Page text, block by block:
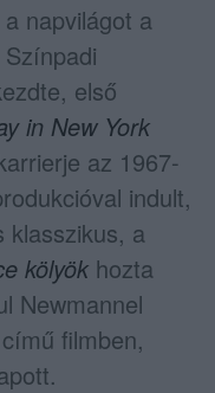
napvilágot a
első
in New York
az 1967-
indult,
klasszikus, a
kölyök hozta
Newmannel
című filmben,